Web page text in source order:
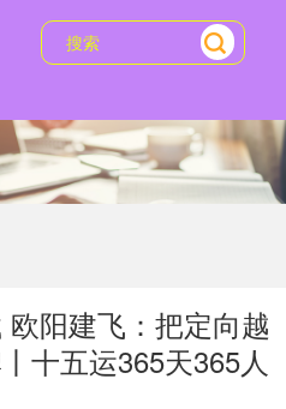
阳建飞：把定向越
十五运365天365人